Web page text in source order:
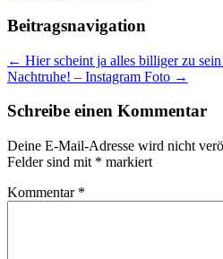
Beitragsnavigation
← Hier scheint ja alles billiger zu
Nachtruhe! – Instagram Foto →
Schreibe einen Kommentar
Deine E-Mail-Adresse wird nicht
Felder sind mit * markiert
Kommentar *